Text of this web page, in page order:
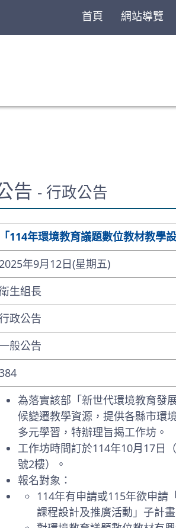
首頁 網站導覽
告 - 行政公告
「114年環境教育議題數位教材教學
2025年9月12日(星期五)
生組長
政公告
般公告
為落實該部「新世代環境教育發
候變遷教學資源，提供各縣市環
多元學習，特辦理旨揭工作坊。
工作坊時間訂於114年10月17日
號2樓）。
報名對象：
114年有申請或115年欲申請
課程設計及推廣活動」子計